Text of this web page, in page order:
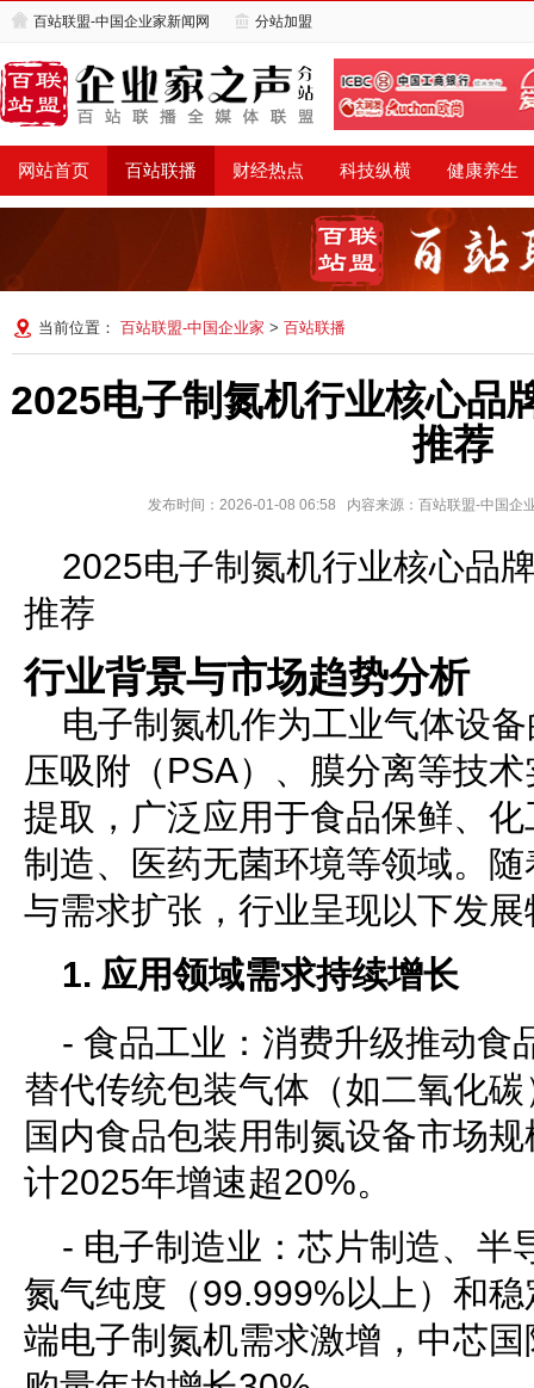
百站联盟-中国企业家新闻网 分站加盟
网站首页 百站联播 财经热点 科技纵横 健康养生
当前位置： 百站联盟-中国企业家 > 百站联播
2025电子制氮机行业核心品
推荐
发布时间：2026-01-08 06:58 内容来源：百站联盟-中国
2025电子制氮机行业核心品
推荐
行业背景与市场趋势分析
电子制氮机作为工业气体设
压吸附（PSA）、膜分离等技
提取，广泛应用于食品保鲜、
制造、医药无菌环境等领域。
与需求扩张，行业呈现以下发展
1. 应用领域需求持续增长
- 食品工业：消费升级推动食
替代传统包装气体（如二氧化
国内食品包装用制氮设备市场
计2025年增速超20%。
- 电子制造业：芯片制造、半
氮气纯度（99.999%以上）和
端电子制氮机需求激增，中芯